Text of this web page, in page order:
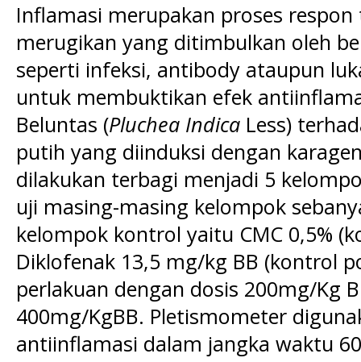
Inflamasi merupakan proses
merugikan yang ditimbulkan oleh
seperti infeksi, antibody ataupun
untuk membuktikan efek
Beluntas (Pluchea Indica Less)
putih yang diinduksi dengan
dilakukan terbagi menjadi 5
uji masing-masing kelompok
kelompok kontrol yaitu CMC 0,5%
Diklofenak 13,5 mg/kg BB (kontrol
perlakuan dengan dosis 200mg/Kg
400mg/KgBB. Pletismometer
antiinflamasi dalam jangka waktu